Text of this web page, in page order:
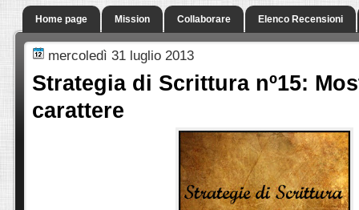
Home page Mission Collaborare Elenco Recensioni
mercoledì 31 luglio 2013
Strategia di Scrittura nº15:
carattere